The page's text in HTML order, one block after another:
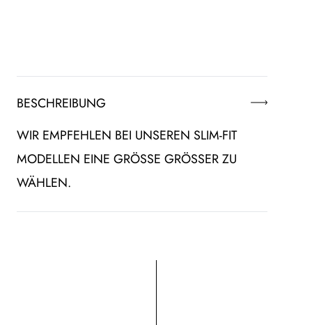
BESCHREIBUNG
WIR EMPFEHLEN BEI UNSEREN SLIM-FIT
MODELLEN EINE GRÖSSE GRÖSSER ZU WÄ
HLEN.